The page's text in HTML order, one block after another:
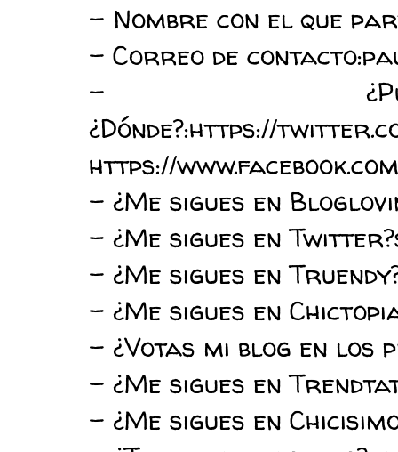
- Nombre con el que
- Correo de
-
¿Dónde?:https://
https://
- ¿Me sigues en
- ¿Me sigues en
- ¿Me sigues en
- ¿Me sigues en
- ¿Votas mi blog en los
- ¿Me sigues en
- ¿Me sigues en